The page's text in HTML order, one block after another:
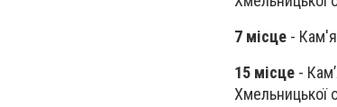
7 місце -
15 місце -
Хмельницької